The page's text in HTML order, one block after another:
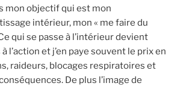
mon objectif qui est mon
intérieur, mon « me faire du
qui se passe à l’intérieur devient
l’action et j’en paye souvent le prix en
raideurs, blocages respiratoires et
De plus l’image de